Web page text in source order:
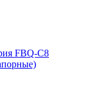
FBQ-C8